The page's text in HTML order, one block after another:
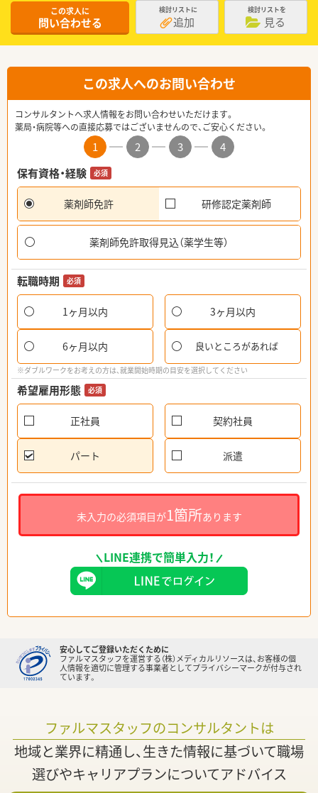
この求人に
問い合わせる
検討リストに
追加
検討リストを
見る
この求人へのお問い合わせ
コンサルタントへ求人情報をお問い合わせいただけます。
薬局・病院等への直接応募ではございませんので、ご安心ください。
1 2 3
4
保有資格・経験
必須
薬剤師免許 研修認定薬剤師
薬剤師免許取得見込（薬学生等）
転職時期 必須
1ヶ月以内 3ヶ月以内
6ヶ月以内 良いところがあれば
※ダブルワークをお考えの方は、就業開始時期の目安を選択してください
希望雇用形態 必須
正社員 契約社員
パート 派遣
未入力の必須項目が1箇所あります
LINE連携で簡単入力！
安心してご登録いただくために
ファルマスタッフを運営する（株）メディカルリソースは、お客様の個
人情報を適切に管理する事業者としてプライバシーマークが付与され
ています。
ファルマスタッフのコンサルタントは
地域と業界に精通し、生きた情報に基づいて職場
選びやキャリアプランについてアドバイス